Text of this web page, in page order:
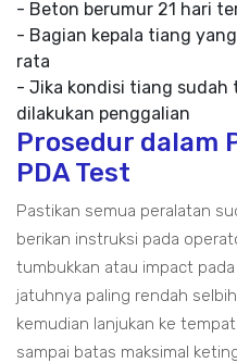
- Beton berumur 21 hari
- Bagian kepala tiang
rata
- Jika kondisi tiang sudah
dilakukan penggalian
Prosedur dalam
PDA Test
Pastikan semua peralatan
berikan instruksi pada
tumbukkan atau impact
jatuhnya paling rendah
kemudian lanjukan ke
sampai batas maksimal